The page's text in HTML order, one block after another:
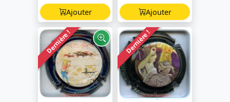
Ajouter Ajouter
Dernière ! Dernière !